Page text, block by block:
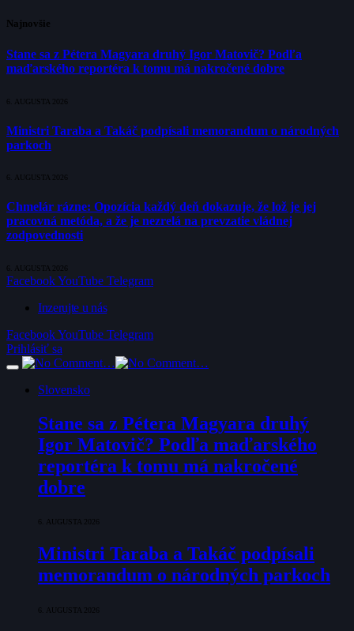
Najnovšie
Stane sa z Pétera Magyara druhý Igor Matovič? Podľa
maďarského reportéra k tomu má nakročené dobre
6. AUGUSTA 2026
Ministri Taraba a Takáč podpísali memorandum o národných
parkoch
6. AUGUSTA 2026
Chmelár rázne: Opozícia každý deň dokazuje, že lož je jej
pracovná metóda, a že je nezrelá na prevzatie vládnej
zodpovednosti
6. AUGUSTA 2026
FacebookYouTube Telegram
Inzerujte u nás
FacebookYouTube Telegram
Prihlásiť sa
Slovensko
Stane sa z Pétera Magyara druhý
Igor Matovič? Podľa maďarského
reportéra k tomu má nakročené
dobre
6. AUGUSTA 2026
Ministri Taraba a Takáč podpísali
memorandum o národných parkoch
6. AUGUSTA 2026